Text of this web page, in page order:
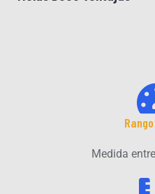
Medida